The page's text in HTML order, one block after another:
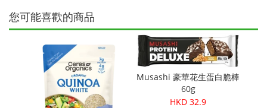
您可能喜歡的商品
Musashi 豪華花生蛋白脆棒
60g
HKD 32.9